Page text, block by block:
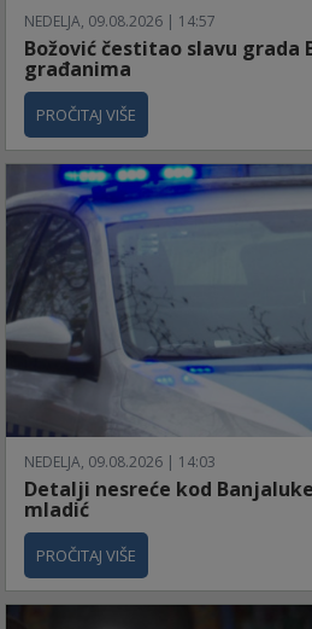
NEDELJA, 09.08.2026 | 14:57
Božović čestitao slavu grada
građanima
PROČITAJ VIŠE
NEDELJA, 09.08.2026 | 14:03
Detalji nesreće kod
mladić
PROČITAJ VIŠE